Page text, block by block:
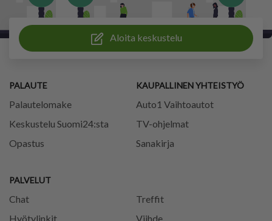
Aloita keskustelu
PALAUTE
Palautelomake
Keskustelu Suomi24:sta
Opastus
PALVELUT
Chat
Treffit
Hyötylinkit
Viihde
KAUPALLINEN YHTEISTYÖ
Auto1 Vaihtoautot
TV-ohjelmat
Sanakirja